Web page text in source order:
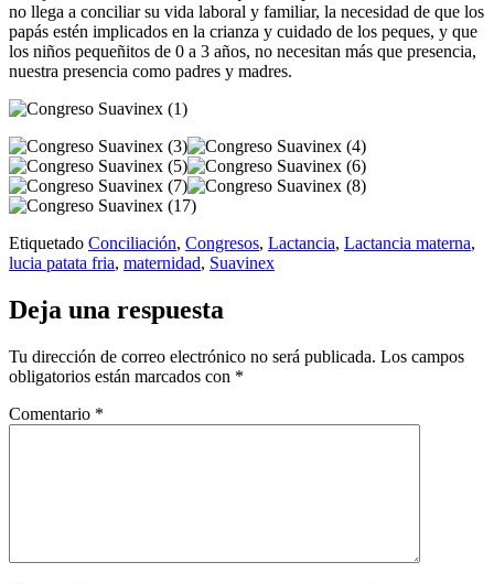
no llega a conciliar su vida laboral y familiar, la necesidad de que los
papás estén implicados en la crianza y cuidado de los peques, y que
los niños pequeñitos de 0 a 3 años, no necesitan más que presencia,
nuestra presencia como padres y madres.
Etiquetado Conciliación, Congresos, Lactancia, Lactancia materna,
lucia patata fria, maternidad, Suavinex
Deja una respuesta
Tu dirección de correo electrónico no será publicada. Los campos
obligatorios están marcados con *
Comentario *